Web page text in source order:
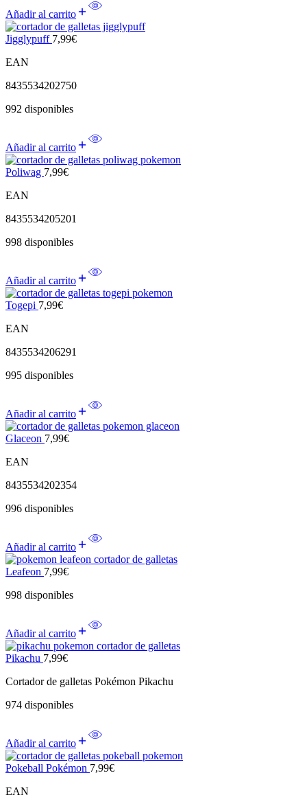
Añadir al carrito
Jigglypuff 7,99€
EAN
8435534202750
992 disponibles
Añadir al carrito
Poliwag 7,99€
EAN
8435534205201
998 disponibles
Añadir al carrito
Togepi 7,99€
EAN
8435534206291
995 disponibles
Añadir al carrito
Glaceon 7,99€
EAN
8435534202354
996 disponibles
Añadir al carrito
Leafeon 7,99€
998 disponibles
Añadir al carrito
Pikachu 7,99€
Cortador de galletas Pokémon Pikachu
974 disponibles
Añadir al carrito
Pokeball Pokémon 7,99€
EAN